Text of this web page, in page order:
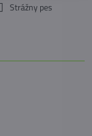
Strážny pes